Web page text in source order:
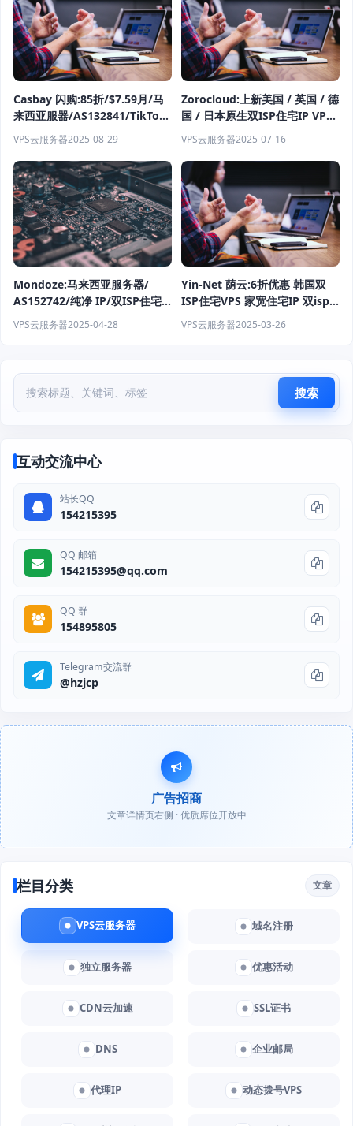
Casbay 闪购:85折/$7.59月/马
来西亚服器/AS132841/TikTok
支持/无限制访问 TikTok、解锁
GPT 和主要流媒体平台。
VPS云服务器2025-08-29
Zorocloud:上新美国 / 英国 / 德
国 / 日本原生双ISP住宅IP VPS
支持TikTok/Claude/GPT等流
媒体场景
VPS云服务器2025-07-16
Mondoze:马来西亚服务器/
AS152742/纯净 IP/双ISP住宅
服务器/$19/月/1C/1G内
存/20G/100M
VPS云服务器2025-04-28
Yin-Net 荫云:6折优惠 韩国双
ISP住宅VPS 家宽住宅IP 双isp
服务器
VPS云服务器2025-03-26
搜索
互动交流中心
站长QQ
154215395
QQ 邮箱
154215395@qq.com
QQ 群
154895805
Telegram交流群
@hzjcp
广告招商
文章详情页右侧 · 优质席位开放中
栏目分类 文章
VPS云服务器 域名注册
独立服务器 优惠活动
CDN云加速 SSL证书
DNS 企业邮局
代理IP 动态拨号VPS